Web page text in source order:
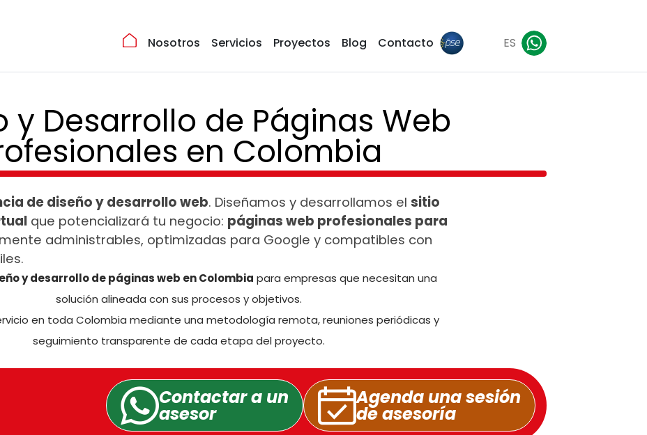
Nosotros Servicios Proyectos Blog Contacto ES
y Desarrollo de Páginas Web
en Colombia
de diseño y desarrollo web. Diseñamos y desarrollamos el sitio
que potencializará tu negocio: páginas web profesionales para
administrables, optimizadas para Google y compatibles con
y desarrollo de páginas web en Colombia para empresas que necesitan una
solución alineada con sus procesos y objetivos.
en toda Colombia mediante una metodología remota, reuniones periódicas y
seguimiento transparente de cada etapa del proyecto.
Contactar a un
asesor
Agenda una sesión
de asesoría